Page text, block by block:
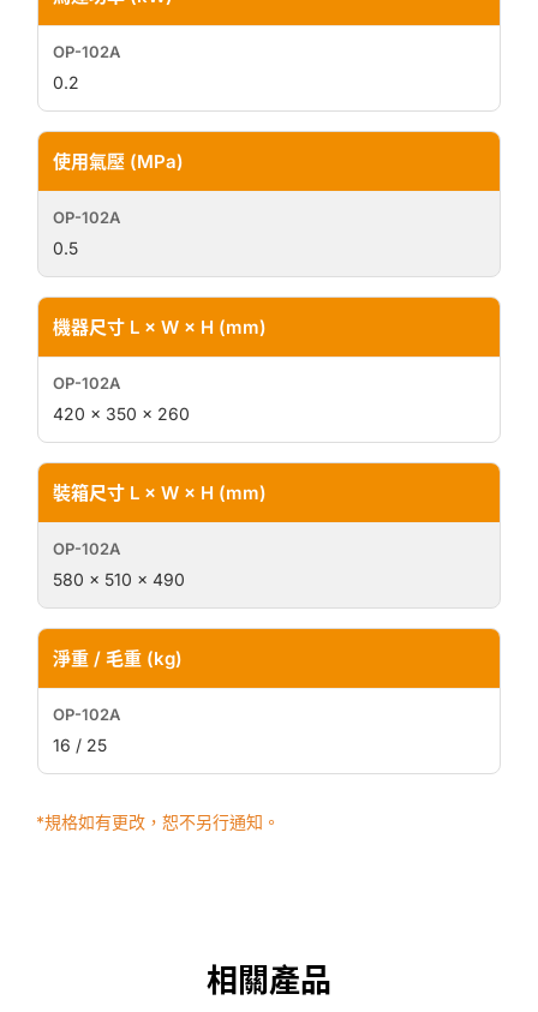
0.2
使用氣壓 (MPa)
0.5
機器尺寸 L × W × H (mm)
420 × 350 × 260
裝箱尺寸 L × W × H (mm)
580 × 510 × 490
淨重 / 毛重 (kg)
16 / 25
*規格如有更改，恕不另行通知。
相關產品